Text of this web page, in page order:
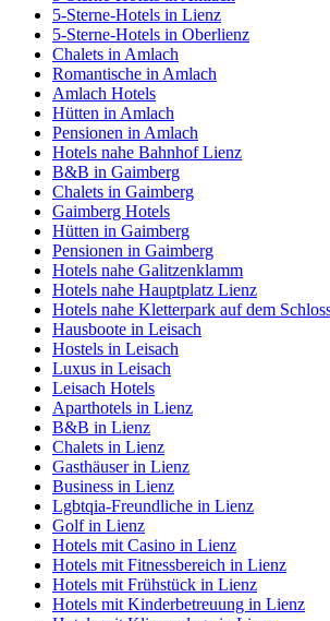
5-Sterne-Hotels in Lienz
5-Sterne-Hotels in Oberlienz
Chalets in Amlach
Romantische in Amlach
Amlach Hotels
Hütten in Amlach
Pensionen in Amlach
Hotels nahe Bahnhof Lienz
B&B in Gaimberg
Chalets in Gaimberg
Gaimberg Hotels
Hütten in Gaimberg
Pensionen in Gaimberg
Hotels nahe Galitzenklamm
Hotels nahe Hauptplatz Lienz
Hotels nahe Kletterpark auf dem
Hausboote in Leisach
Hostels in Leisach
Luxus in Leisach
Leisach Hotels
Aparthotels in Lienz
B&B in Lienz
Chalets in Lienz
Gasthäuser in Lienz
Business in Lienz
Lgbtqia-Freundliche in Lienz
Golf in Lienz
Hotels mit Casino in Lienz
Hotels mit Fitnessbereich in Lienz
Hotels mit Frühstück in Lienz
Hotels mit Kinderbetreuung in Lienz